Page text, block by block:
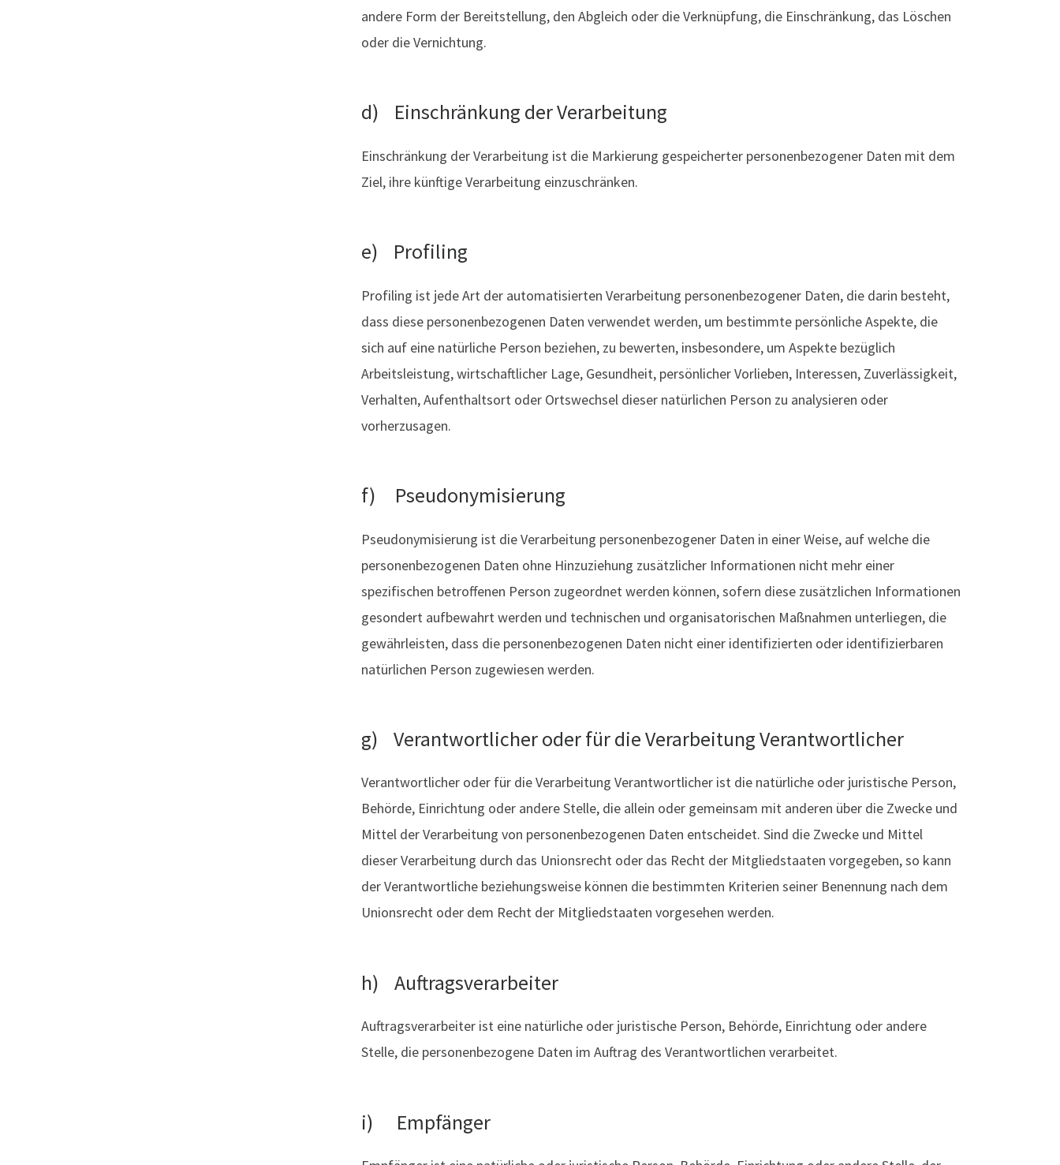
andere Form der Bereitstellung, den Abgleich oder die Verknüpfung, die Einschränkung, das Löschen
oder die Vernichtung.
d) Einschränkung der Verarbeitung
Einschränkung der Verarbeitung ist die Markierung gespeicherter personenbezogener Daten mit dem
Ziel, ihre künftige Verarbeitung einzuschränken.
e) Profiling
Profiling ist jede Art der automatisierten Verarbeitung personenbezogener Daten, die darin besteht,
dass diese personenbezogenen Daten verwendet werden, um bestimmte persönliche Aspekte, die
sich auf eine natürliche Person beziehen, zu bewerten, insbesondere, um Aspekte bezüglich
Arbeitsleistung, wirtschaftlicher Lage, Gesundheit, persönlicher Vorlieben, Interessen, Zuverlässigkeit,
Verhalten, Aufenthaltsort oder Ortswechsel dieser natürlichen Person zu analysieren oder
vorherzusagen.
f) Pseudonymisierung
Pseudonymisierung ist die Verarbeitung personenbezogener Daten in einer Weise, auf welche die
personenbezogenen Daten ohne Hinzuziehung zusätzlicher Informationen nicht mehr einer
spezifischen betroffenen Person zugeordnet werden können, sofern diese zusätzlichen Informationen
gesondert aufbewahrt werden und technischen und organisatorischen Maßnahmen unterliegen, die
gewährleisten, dass die personenbezogenen Daten nicht einer identifizierten oder identifizierbaren
natürlichen Person zugewiesen werden.
g) Verantwortlicher oder für die Verarbeitung Verantwortlicher
Verantwortlicher oder für die Verarbeitung Verantwortlicher ist die natürliche oder juristische Person,
Behörde, Einrichtung oder andere Stelle, die allein oder gemeinsam mit anderen über die Zwecke und
Mittel der Verarbeitung von personenbezogenen Daten entscheidet. Sind die Zwecke und Mittel
dieser Verarbeitung durch das Unionsrecht oder das Recht der Mitgliedstaaten vorgegeben, so kann
der Verantwortliche beziehungsweise können die bestimmten Kriterien seiner Benennung nach dem
Unionsrecht oder dem Recht der Mitgliedstaaten vorgesehen werden.
h) Auftragsverarbeiter
Auftragsverarbeiter ist eine natürliche oder juristische Person, Behörde, Einrichtung oder andere
Stelle, die personenbezogene Daten im Auftrag des Verantwortlichen verarbeitet.
i) Empfänger